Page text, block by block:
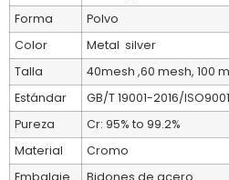
Forma
Polvo
Color
Metal silver
Talla
40mesh ,60 mesh, 100
Estándar
GB/T 19001-2016/
Pureza
Cr: 95% to 99.2%
Material
Cromo
Embalaje
Bidones de acero